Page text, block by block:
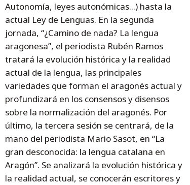
Autonomía, leyes autonómicas...) hasta la
actual Ley de Lenguas. En la segunda
jornada, “¿Camino de nada? La lengua
aragonesa”, el periodista Rubén Ramos
tratará la evolución histórica y la realidad
actual de la lengua, las principales
variedades que forman el aragonés actual y
profundizará en los consensos y disensos
sobre la normalización del aragonés. Por
último, la tercera sesión se centrará, de la
mano del periodista Mario Sasot, en “La
gran desconocida: la lengua catalana en
Aragón”. Se analizará la evolución histórica y
la realidad actual, se conocerán escritores y